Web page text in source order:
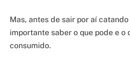
Mas, antes de sair por aí
importante saber o que pode e o
consumido.